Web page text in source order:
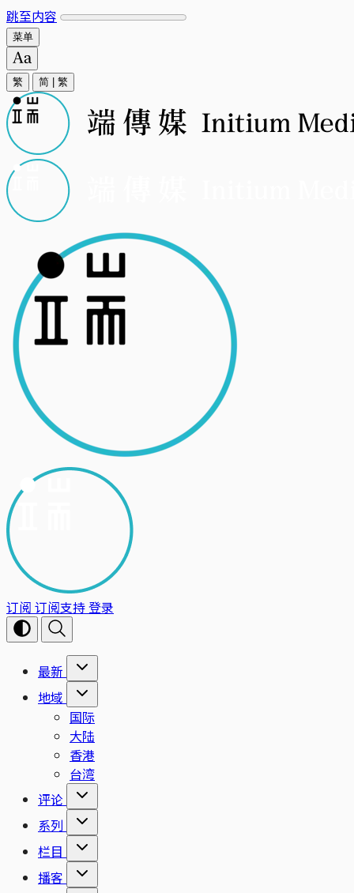
跳至内容
菜单
繁 简 繁
订阅 订阅支持登录
最新
地域
国际
大陆
香港
台湾
评论
系列
栏目
播客